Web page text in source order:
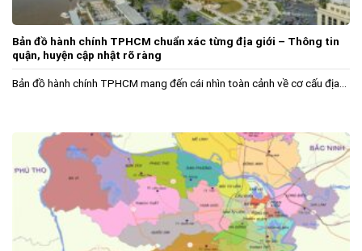
Bản đồ hành chính TPHCM chuẩn xác từng địa giới – Thông tin
quận, huyện cập nhật rõ ràng
Bản đồ hành chính TPHCM mang đến cái nhìn toàn cảnh về cơ cấu địa...